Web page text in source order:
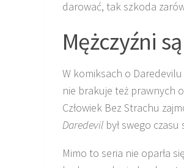
darować, tak szkoda
Mężczyźni
W komiksach o
nie brakuje też prawnych
Człowiek Bez Strachu
Daredevil był swego
Mimo to seria nie oparła